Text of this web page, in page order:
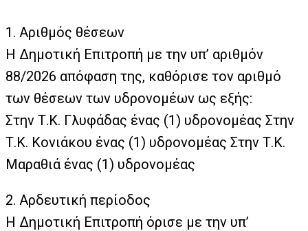
1. Αριθμός θέσεων
Η Δημοτική Επιτροπή με την υπ’ αριθμόν
88/2026 απόφαση της, καθόρισε τον αριθμό
των θέσεων των υδρονομέων ως εξής:
Στην Τ.Κ. Γλυφάδας ένας (1) υδρονομέας Στην
Τ.Κ. Κονιάκου ένας (1) υδρονομέας Στην Τ.Κ.
Μαραθιά ένας (1) υδρονομέας
2. Αρδευτική περίοδος
Η Δημοτική Επιτροπή όρισε με την υπ’